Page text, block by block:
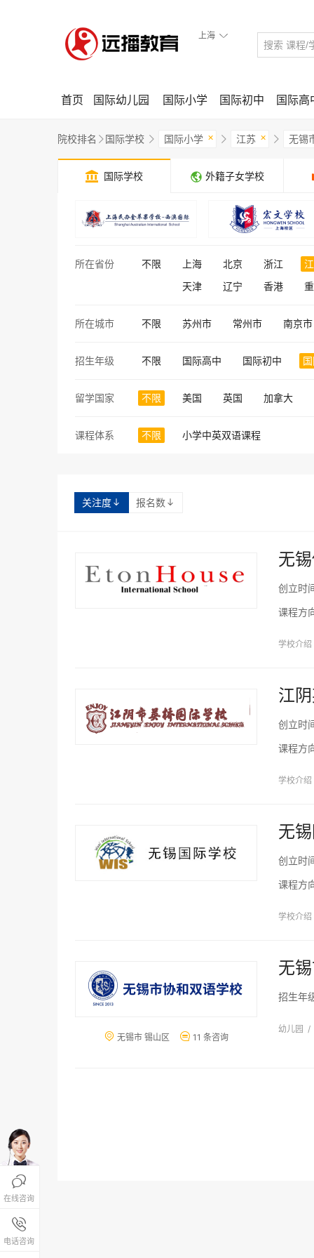
上海 
首页 国际幼儿园 国际小学 国际初中 国际高
院校排名  国际学校  国际小学 ×  江苏 ×  无锡
 国际学校 外籍子女学校
所在省份 不限 上海 北京 浙江
天津
辽宁 香港
所在城市 不限 苏州市 常州市 南京市
招生年级 不限 国际高中 国际初中
留学国家 不限 美国 英国 加拿大
课程体系 不限 小学中英双语课程
关注度  报名数 
无
创立时
课程方
学校介绍
江
创立时
课程方
学校介绍
无
创立时
课程方
学校介绍
 无锡市 锡山区  11 条咨询
无
招生年
幼儿园 /

在线咨询

电话咨询